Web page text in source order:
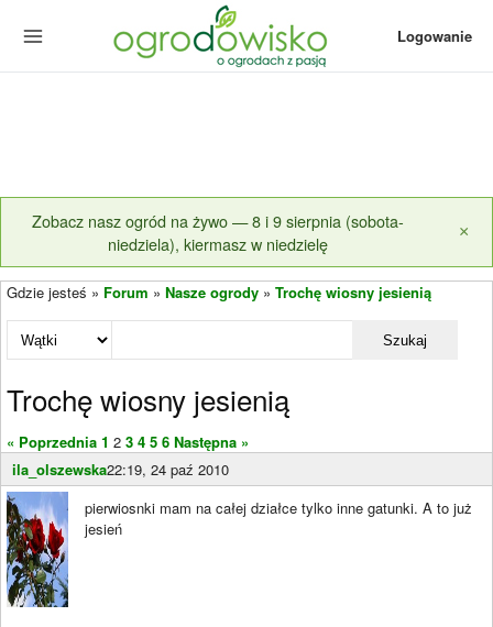
Logowanie
Zobacz nasz ogród na żywo — 8 i 9 sierpnia (sobota-
niedziela), kiermasz w niedzielę
×
Gdzie jesteś » Forum » Nasze ogrody » Trochę wiosny jesienią
Szukaj
Trochę wiosny jesienią
« Poprzednia 1 2 3 4 5 6 Następna »
ila_olszewska22:19, 24 paź 2010
pierwiosnki mam na całej działce tylko inne gatunki. A to już
jesień